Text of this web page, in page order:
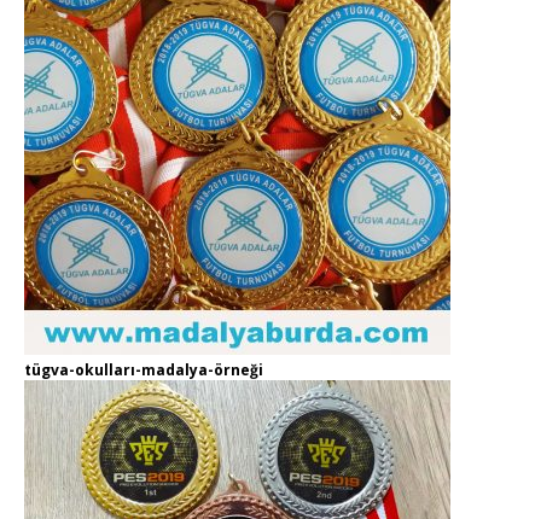
tügva-okulları-madalya-örneği